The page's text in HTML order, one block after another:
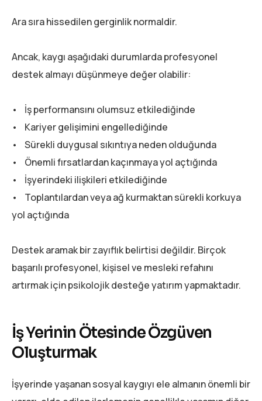
Ara sıra hissedilen gerginlik normaldir.
Ancak, kaygı aşağıdaki durumlarda profesyonel
destek almayı düşünmeye değer olabilir:
• İş performansını olumsuz etkilediğinde
• Kariyer gelişimini engellediğinde
• Sürekli duygusal sıkıntıya neden olduğunda
• Önemli fırsatlardan kaçınmaya yol açtığında
• İşyerindeki ilişkileri etkilediğinde
• Toplantılardan veya ağ kurmaktan sürekli korkuya
yol açtığında
Destek aramak bir zayıflık belirtisi değildir. Birçok
başarılı profesyonel, kişisel ve mesleki refahını
artırmak için psikolojik desteğe yatırım yapmaktadır.
İş Yerinin Ötesinde Özgüven
Oluşturmak
İşyerinde yaşanan sosyal kaygıyı ele almanın önemli bir